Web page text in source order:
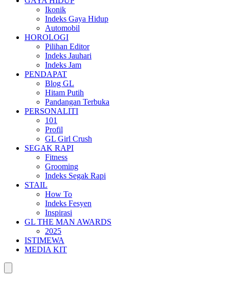
Ikonik
Indeks Gaya Hidup
Automobil
HOROLOGI
Pilihan Editor
Indeks Jauhari
Indeks Jam
PENDAPAT
Blog GL
Hitam Putih
Pandangan Terbuka
PERSONALITI
101
Profil
GL Girl Crush
SEGAK RAPI
Fitness
Grooming
Indeks Segak Rapi
STAIL
How To
Indeks Fesyen
Inspirasi
GL THE MAN AWARDS
2025
ISTIMEWA
MEDIA KIT